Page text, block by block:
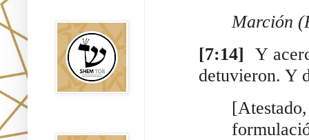
Marción
[7:14] Y
detuvieron. Y